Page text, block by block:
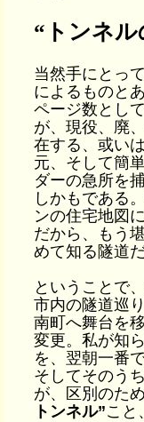
“トンネ
当然手にとっ
によるものと
ページ数とし
が、現役、廃
在する、或い
元、そして簡
ダーの急所を
しかもである
ンの住宅地図
だから、もう
めて知る隧道
ということで
市内の隧道巡
南町へ舞台を
変更。私が知
を、翌朝一番
そしてそのう
が、区別のた
トンネル”こと